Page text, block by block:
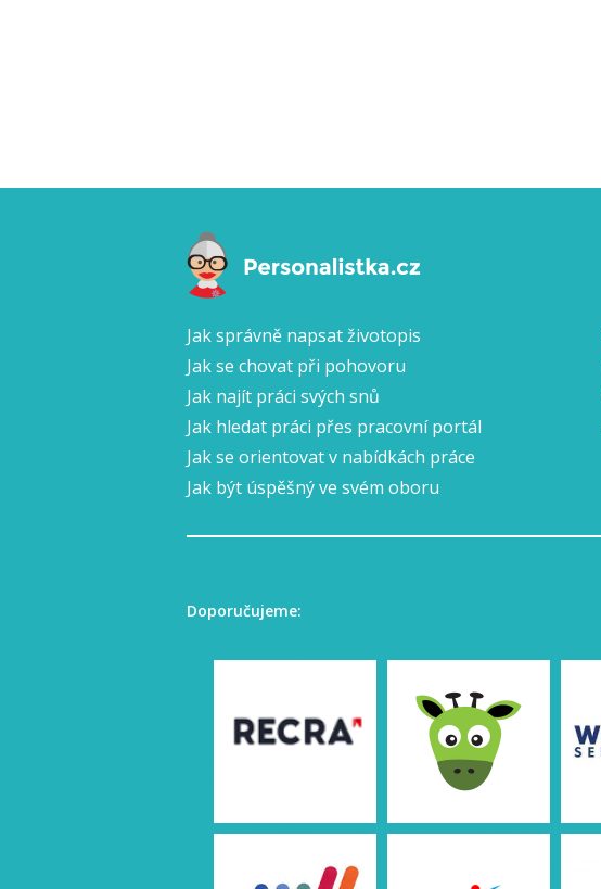
Jak správně napsat životopis
Jak se chovat při pohovoru
Jak najít práci svých snů
Jak hledat práci přes pracovní portál
Jak se orientovat v nabídkách práce
Jak být úspěšný ve svém oboru
Doporučujeme: